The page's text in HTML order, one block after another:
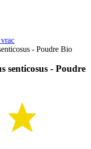
- Poudre Bio
senticosus - Poudre